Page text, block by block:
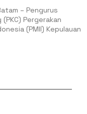
– Pengurus
Pergerakan
(PMII) Kepulauan